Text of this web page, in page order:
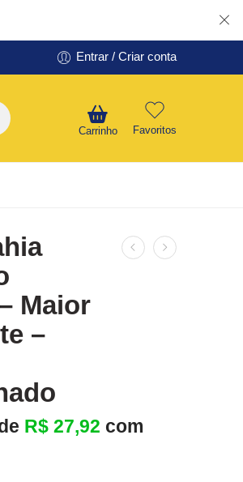
Entrar / Criar conta
Carrinho Favoritos
Maior
–
R$ 27,92 com